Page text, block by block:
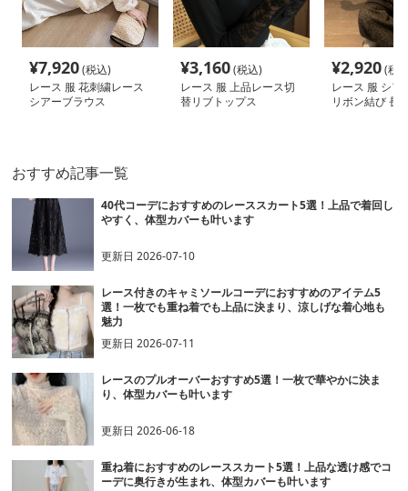
¥7,920(税込)
レース 服 花刺繍レース
シアーブラウス
¥3,160(税込)
レース 服 上品レース切
替リブトップス
¥2,920(税
レース 服 シア
リボン結び 長
おすすめ記事一覧
40代コーデにおすすめのレーススカート5選！上品で着回し
やすく、体型カバーも叶います
更新日2026-07-10
レース付きのキャミソールコーデにおすすめのアイテム5
選！一枚でも重ね着でも上品に決まり、涼しげな着心地も
魅力
更新日2026-07-11
レースのプルオーバーおすすめ5選！一枚で華やかに決ま
り、体型カバーも叶います
更新日2026-06-18
重ね着におすすめのレーススカート5選！上品な透け感でコ
ーデに奥行きが生まれ、体型カバーも叶います